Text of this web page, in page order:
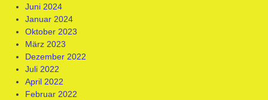
Juni 2024
Januar 2024
Oktober 2023
März 2023
Dezember 2022
Juli 2022
April 2022
Februar 2022